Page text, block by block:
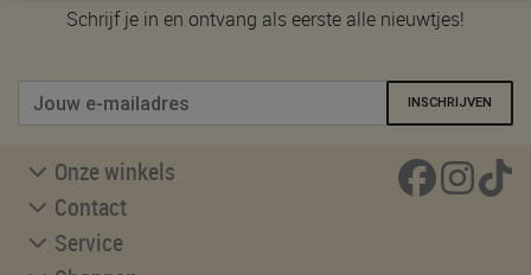
Schrijf je in en ontvang als eerste alle nieuwtjes!
INSCHRIJVEN
Onze winkels
Contact
Service